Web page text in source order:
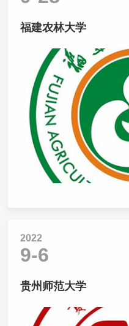
福建农林大学
2022
9-6
贵州师范大学